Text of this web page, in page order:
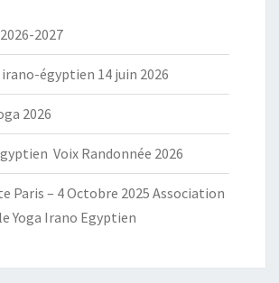
2027
égyptien 14 juin 2026
2026
Voix Randonnée 2026
Paris – 4 Octobre 2025 Association
Yoga Irano Egyptien